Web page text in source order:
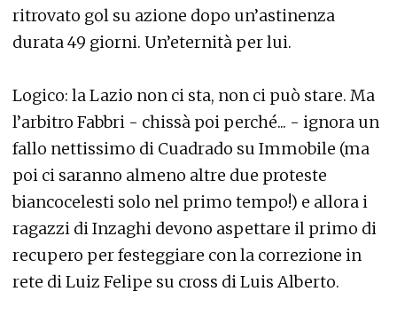
ritrovato gol su azione dopo un’astinenza
durata 49 giorni. Un’eternità per lui.
Logico: la Lazio non ci sta, non ci può stare. Ma
l’arbitro Fabbri - chissà poi perché... - ignora un
fallo nettissimo di Cuadrado su Immobile (ma
poi ci saranno almeno altre due proteste
biancocelesti solo nel primo tempo!) e allora i
ragazzi di Inzaghi devono aspettare il primo di
recupero per festeggiare con la correzione in
rete di Luiz Felipe su cross di Luis Alberto.